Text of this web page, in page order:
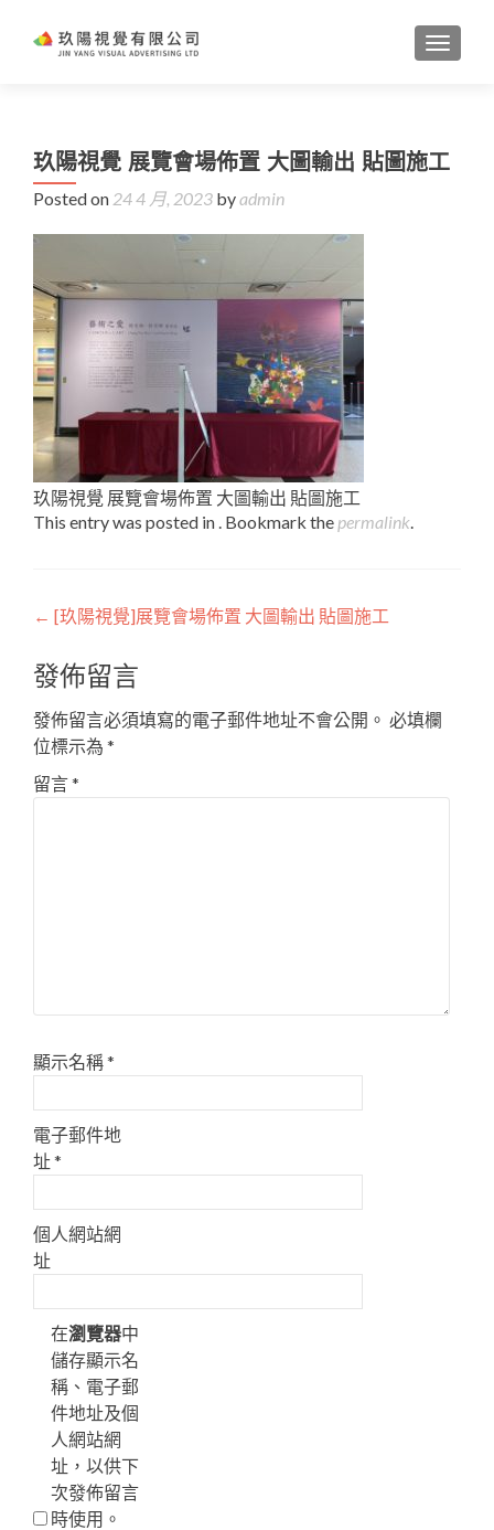
玖陽視覺 展覽會場佈置 大圖輸出 貼圖施工
Posted on 24 4 月, 2023 byadmin
玖陽視覺 展覽會場佈置 大圖輸出 貼圖施工
This entry was posted in . Bookmark the permalink.
Post
navigation
← [玖陽視覺]展覽會場佈置 大圖輸出 貼圖施工
發佈留言
發佈留言必須填寫的電子郵件地址不會公開。 必填欄
位標示為 *
留言*
顯示名稱*
電子郵件地
址*
個人網站網
址
在瀏覽器中
儲存顯示名
稱、電子郵
件地址及個
人網站網
址，以供下
次發佈留言
時使用。